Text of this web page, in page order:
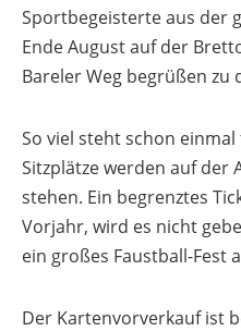
Sportbegeisterte aus der
Ende August auf der
Bareler Weg begrüßen zu
So viel steht schon
Sitzplätze werden auf der
stehen. Ein begrenztes
Vorjahr, wird es nicht
ein großes Faustball-Fest
Der Kartenvorverkauf ist